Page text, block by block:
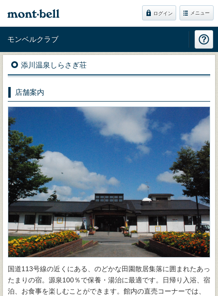
ログイン メニュー
モンベルクラブ
添川温泉しらさぎ荘
店舗案内
国道113号線の近くにある、のどかな田園散居集落に囲まれたあっ
たまりの宿。源泉100％で保養・湯治に最適です。日帰り入浴、宿
泊、お食事を楽しむことができます。館内の直売コーナーでは、